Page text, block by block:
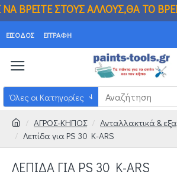
ΑΛΛΟΥΣ,ΘΑ ΤΟ ΒΡΕΙΤΕ
ΕΊΣΟΔΟΣ ΕΓΓΡΑΦΉ
Όλες οι Κατηγορίες
ΑΓΡΟΣ-ΚΗΠΟΣ
Ανταλλακτικά &
Λεπίδα για PS 30 K-ARS
ΛΕΠΊΔΑ ΓΙΑ PS 30 K-ARS